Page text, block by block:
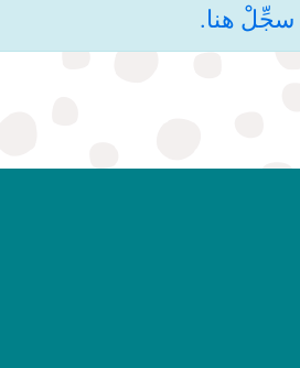
سجِّلْ هنا.